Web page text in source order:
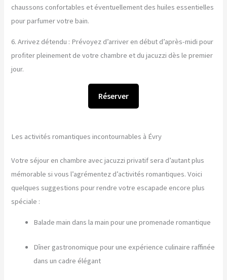
chaussons confortables et éventuellement des huiles essentielles
pour parfumer votre bain.
6. Arrivez détendu : Prévoyez d’arriver en début d’après-midi pour
profiter pleinement de votre chambre et du jacuzzi dès le premier
jour.
Réserver
Les activités romantiques incontournables à Évry
Votre séjour en chambre avec jacuzzi privatif sera d’autant plus
mémorable si vous l’agrémentez d’activités romantiques. Voici
quelques suggestions pour rendre votre escapade encore plus
spéciale :
Balade main dans la main pour une promenade romantique
Dîner gastronomique pour une expérience culinaire raffinée
dans un cadre élégant